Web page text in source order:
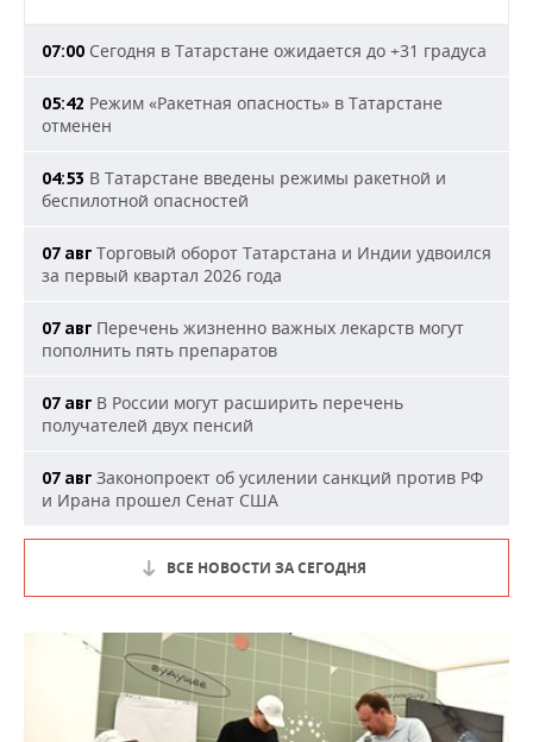
07:00 Сегодня в Татарстане ожидается до +31 градуса
05:42 Режим «Ракетная опасность» в Татарстане
отменен
04:53 В Татарстане введены режимы ракетной и
беспилотной опасностей
07 авг Торговый оборот Татарстана и Индии удвоился
за первый квартал 2026 года
07 авг Перечень жизненно важных лекарств могут
пополнить пять препаратов
07 авг В России могут расширить перечень
получателей двух пенсий
07 авг Законопроект об усилении санкций против РФ
и Ирана прошел Сенат США
ВСЕ НОВОСТИ ЗА СЕГОДНЯ